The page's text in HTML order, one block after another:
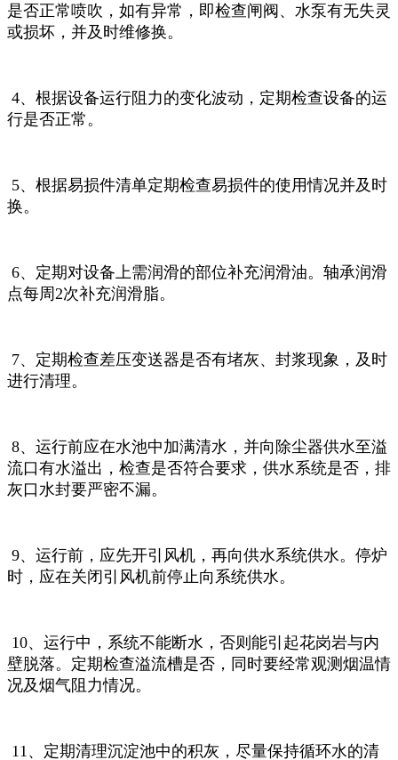
是否正常喷吹，如有异常，即检查闸阀、水泵有无失灵
或损坏，并及时维修换。
4、根据设备运行阻力的变化波动，定期检查设备的运
行是否正常。
5、根据易损件清单定期检查易损件的使用情况并及时
换。
6、定期对设备上需润滑的部位补充润滑油。轴承润滑
点每周2次补充润滑脂。
7、定期检查差压变送器是否有堵灰、封浆现象，及时
进行清理。
8、运行前应在水池中加满清水，并向除尘器供水至溢
流口有水溢出，检查是否符合要求，供水系统是否，排
灰口水封要严密不漏。
9、运行前，应先开引风机，再向供水系统供水。停炉
时，应在关闭引风机前停止向系统供水。
10、运行中，系统不能断水，否则能引起花岗岩与内
壁脱落。定期检查溢流槽是否，同时要经常观测烟温情
况及烟气阻力情况。
11、定期清理沉淀池中的积灰，尽量保持循环水的清